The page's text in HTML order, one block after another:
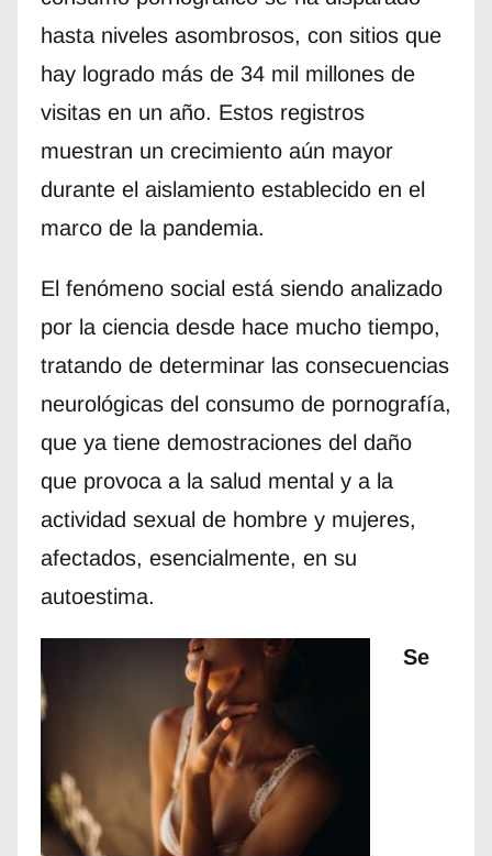
hasta niveles asombrosos, con sitios que
hay logrado más de 34 mil millones de
visitas en un año. Estos registros
muestran un crecimiento aún mayor
durante el aislamiento establecido en el
marco de la pandemia.
El fenómeno social está siendo analizado
por la ciencia desde hace mucho tiempo,
tratando de determinar las consecuencias
neurológicas del consumo de pornografía,
que ya tiene demostraciones del daño
que provoca a la salud mental y a la
actividad sexual de hombre y mujeres,
afectados, esencialmente, en su
autoestima.
Se